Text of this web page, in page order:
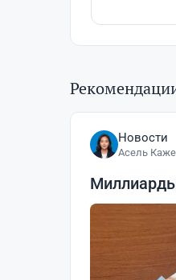
Новости
Асель